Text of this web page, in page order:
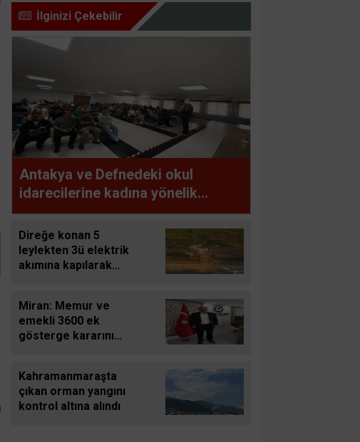
İlginizi Çekebilir
Antakya ve Defnedeki okul
idarecilerine kadına yönelik
şiddetle mücadele semineri verildi
Direğe konan 5
leylekten 3ü elektrik
akımına kapılarak
Miran: Memur ve
emekli 3600 ek
gösterge kararını
Kahramanmaraşta
çıkan orman yangını
kontrol altına alındı